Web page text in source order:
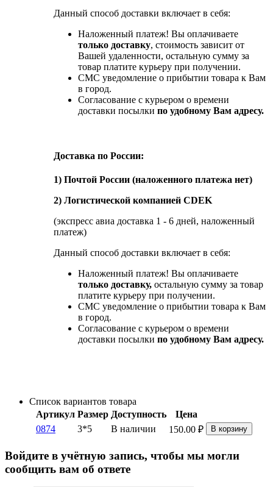
Данный способ доставки включает в себя:
Наложенный платеж! Вы оплачиваете
только доставку, стоимость зависит от
Вашей удаленности, остальную сумму за
товар платите курьеру при получении.
СМС уведомление о прибытии товара к Вам
в город.
Согласование с курьером о времени
доставки посылки по удобному Вам адресу.
Доставка по России:
1) Почтой России (наложенного платежа нет)
2) Логистической компанией CDEK
(экспресс авиа доставка 1 - 6 дней, наложенный
платеж)
Данный способ доставки включает в себя:
Наложенный платеж! Вы оплачиваете
только доставку, остальную сумму за товар
платите курьеру при получении.
СМС уведомление о прибытии товара к Вам
в город.
Согласование с курьером о времени
доставки посылки по удобному Вам адресу.
Список вариантов товара
Артикул Размер Доступность
Цена
0874
3*5 В наличии 150.00 ₽ В корзину
Войдите в учётную запись, чтобы мы могли
сообщить вам об ответе